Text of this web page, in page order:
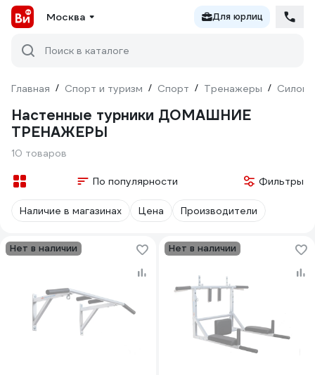
Москва Для юрлиц
Поиск в каталоге
Главная / Спорт и туризм / Спорт / Тренажеры /
Настенные турники ДОМАШНИЕ
ТРЕНАЖЕРЫ
10 товаров
По популярности Фильтры
Наличие в магазинах Цена Производители
Нет в наличии Нет в наличии